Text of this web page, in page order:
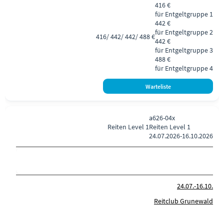
416/ 442/ 442/ 488 €
416 €
für Entgeltgruppe 1
442 €
für Entgeltgruppe 2
442 €
für Entgeltgruppe 3
488 €
für Entgeltgruppe 4
Reiten Level 1
a626-04x
Reiten Level 1
24.07.2026-16.10.2026
24.07.-16.10.
Reitclub Grunewald